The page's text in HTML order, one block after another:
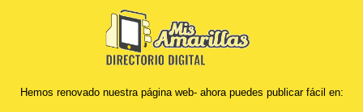
Hemos renovado nuestra página web- ahora puedes publicar fácil en: